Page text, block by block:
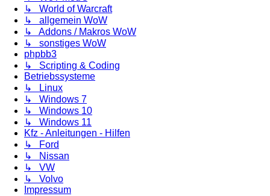
↳ World of Warcraft
↳ allgemein WoW
↳ Addons / Makros WoW
↳ sonstiges WoW
phpbb3
↳ Scripting & Coding
Betriebssysteme
↳ Linux
↳ Windows 7
↳ Windows 10
↳ Windows 11
Kfz - Anleitungen - Hilfen
↳ Ford
↳ Nissan
↳ VW
↳ Volvo
Impressum